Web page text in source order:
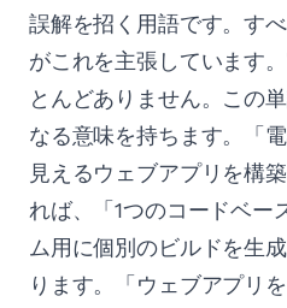
誤解を招く用語です。す
がこれを主張しています
とんどありません。この
なる意味を持ちます。「
見えるウェブアプリを構
れば、「1つのコードベー
ム用に個別のビルドを生
ります。「ウェブアプリ